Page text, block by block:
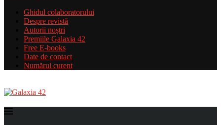
Ghidul colaboratorului
Despre revistă
Autorii noștri
Premiile Galaxia 42
Free E-books
Date de contact
Numărul curent